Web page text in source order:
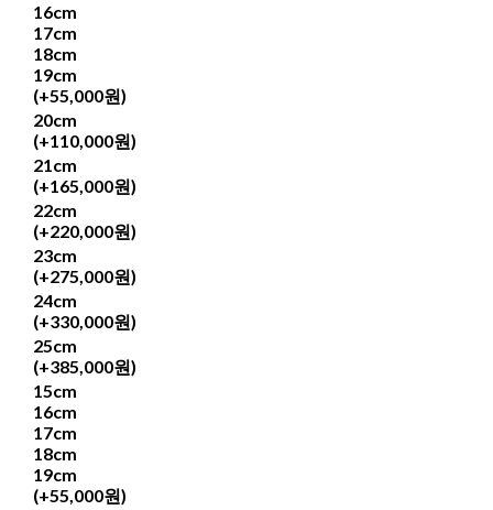
16cm
17cm
18cm
19cm
(+55,000원)
20cm
(+110,000원)
21cm
(+165,000원)
22cm
(+220,000원)
23cm
(+275,000원)
24cm
(+330,000원)
25cm
(+385,000원)
15cm
16cm
17cm
18cm
19cm
(+55,000원)